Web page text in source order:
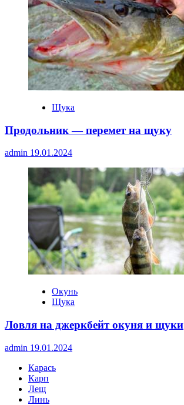
Щука
Продольник — перемет на щуку
admin 19.01.2024
Окунь
Щука
Ловля на джеркбейт окуня и щуки
admin 19.01.2024
Карась
Карп
Лещ
Линь